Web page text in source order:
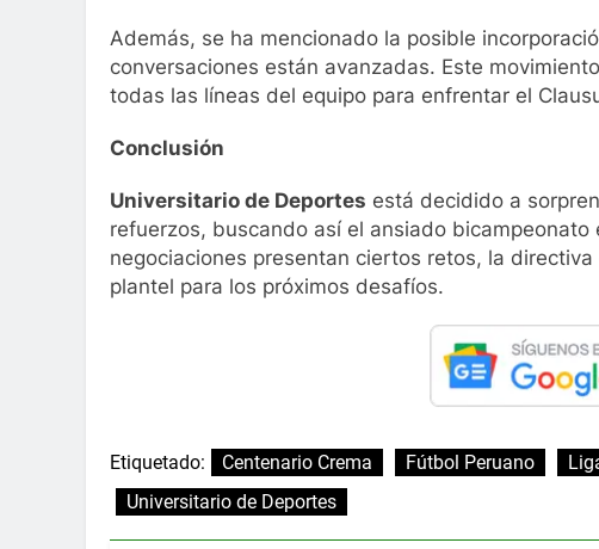
Además, se ha mencionado la posible
conversaciones están avanzadas. Este
todas las líneas del equipo para enfrentar el
Conclusión
Universitario de Deportes está decidido a
refuerzos, buscando así el ansiado
negociaciones presentan ciertos retos, la
plantel para los próximos desafíos.
Etiquetado: Centenario Crema Fútbol Peruano
Universitario de Deportes